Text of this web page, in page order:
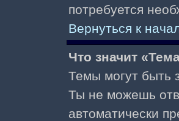
потребуется
Вернуться к
Что значит
Темы могут быть
Ты не можешь
автоматически